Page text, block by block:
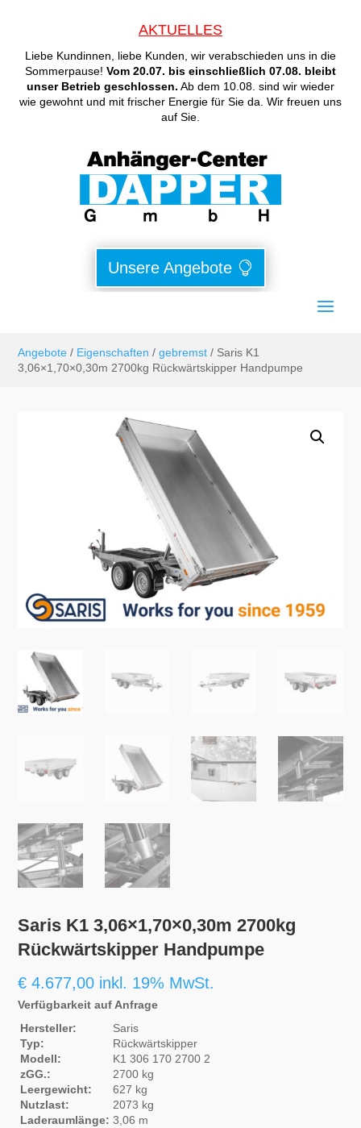
AKTUELLES
Liebe Kundinnen, liebe Kunden, wir verabschieden uns in die
Sommerpause! Vom 20.07. bis einschließlich 07.08. bleibt
unser Betrieb geschlossen. Ab dem 10.08. sind wir wieder
wie gewohnt und mit frischer Energie für Sie da. Wir freuen uns
auf Sie.
Unsere Angebote
Angebote / Eigenschaften /gebremst / Saris K1
3,06×1,70×0,30m 2700kg Rückwärtskipper Handpumpe
Saris K1 3,06×1,70×0,30m 2700kg
Rückwärtskipper Handpumpe
€ 4.677,00 inkl. 19% MwSt.
Verfügbarkeit auf Anfrage
Hersteller:
Saris
Typ:
Rückwärtskipper
Modell:
K1 306 170 2700 2
zGG.:
2700 kg
Leergewicht:
627 kg
Nutzlast:
2073 kg
Laderaumlänge: 3,06 m